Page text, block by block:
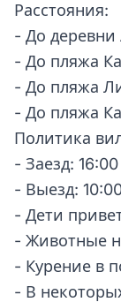
Расстояния:
- До
- До пляжа
- До пляжа
- До пляжа
Политика
- Заезд: 16:00
- Выезд:
- Дети
- Животные
- Курение в
- В